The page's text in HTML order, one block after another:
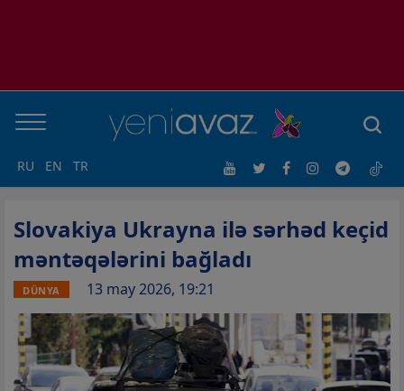
RU EN TR
Slovakiya Ukrayna ilə sərhəd keçid
məntəqələrini bağladı
DÜNYA 13 may 2026, 19:21